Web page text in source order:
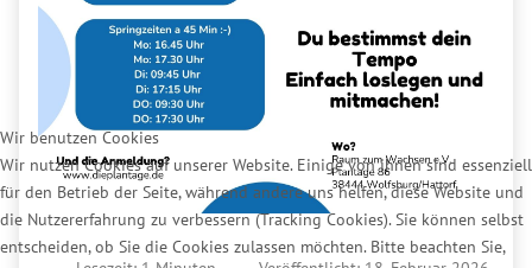
Wir benutzen Cookies
Wir nutzen Cookies auf unserer Website. Einige von ihnen sind essenziell
für den Betrieb der Seite, während andere uns helfen, diese Website und
die Nutzererfahrung zu verbessern (Tracking Cookies). Sie können selbst
entscheiden, ob Sie die Cookies zulassen möchten. Bitte beachten Sie,